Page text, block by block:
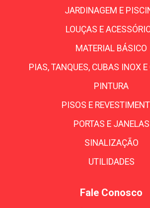
JARDINAGEM E
LOUÇAS E
MATERIAL BÁSICO
PIAS, TANQUES, CUBAS INOX
PINTURA
PISOS E
PORTAS E JANELAS
SINALIZAÇÃO
UTILIDADES
Fale Conosco